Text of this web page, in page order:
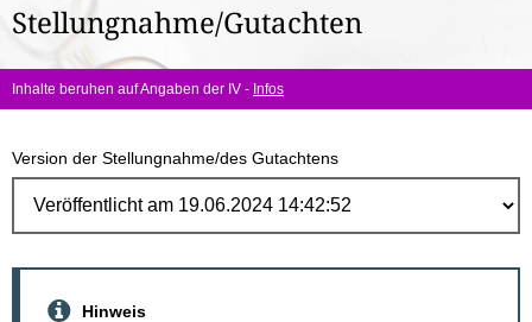
hier:
Stellungnahme/Gutachten
Inhalte beruhen auf Angaben der IV - Infos
Version der Stellungnahme/des Gutachtens
Hinweis